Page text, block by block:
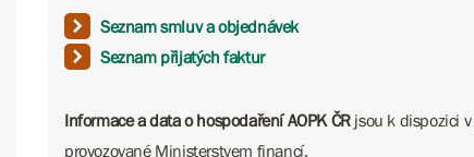
Seznam smluv a objednávek
Seznam přijatých faktur
Informace a data o hospodaření AOPK ČRjsou k dispozici v
provozované Ministerstvem financí.